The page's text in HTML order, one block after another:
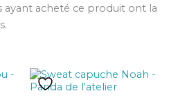
ayant acheté ce produit ont la
Ce
produit